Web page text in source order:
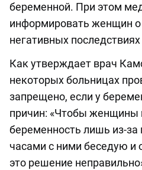
беременной. При этом
информировать женщин
негативных
Как утверждает врач
некоторых больницах
запрещено, если у
причин: «Чтобы женщины
беременность лишь из-за
часами с ними беседую и
это решение